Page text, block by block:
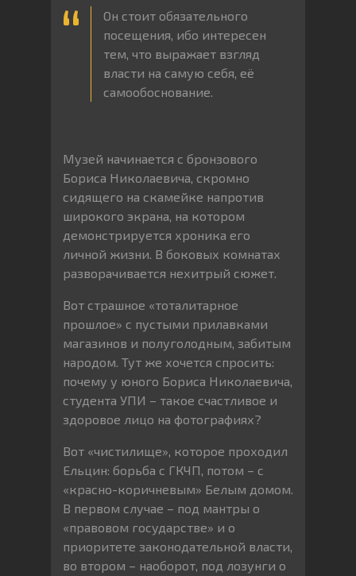
Он стоит обязательного
посещения, ибо интересен
тем, что выражает взгляд
власти на самую себя, её
самообоснование.
Музей начинается с бронзового
Бориса Николаевича, скромно
сидящего на скамейке напротив
широкого экрана, на котором
демонстрируется хроника его
личной жизни. В боковых комнатах
разворачивается нехитрый сюжет.
Вот страшное «тоталитарное
прошлое» с пустыми прилавками
магазинов и полуголодным, забитым
народом. Тут же хочется спросить:
почему у юного Бориса Николаевича,
студента УПИ – такое счастливое и
здоровое лицо на фотографиях?
Вот «чистилище», которое проходил
Ельцин: борьба с ГКЧП, потом – с
«красно-коричневым» Белым домом.
В первом случае – под мантры о
«правовом государстве» и о
приоритете законодательной власти,
во втором – наоборот, под лозунги о